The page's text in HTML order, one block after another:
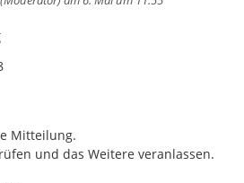
Mitteilung.
und das Weitere veranlassen.